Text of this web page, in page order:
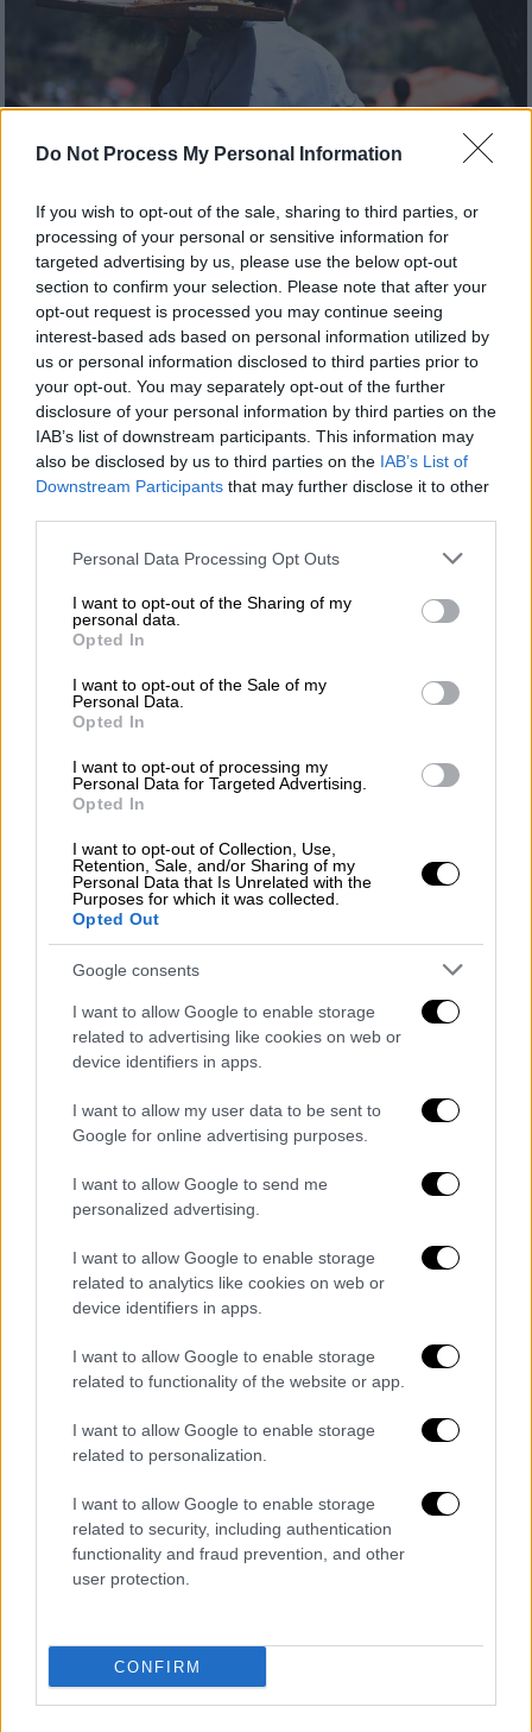
Do Not Process My Personal Information
If you wish to opt-out of the sale, sharing to third parties, or
processing of your personal or sensitive information for
targeted advertising by us, please use the below opt-out
section to confirm your selection. Please note that after your
opt-out request is processed you may continue seeing
interest-based ads based on personal information utilized by
us or personal information disclosed to third parties prior to
your opt-out. You may separately opt-out of the further
disclosure of your personal information by third parties on the
IAB’s list of downstream participants. This information may
also be disclosed by us to third parties on the IAB’s List of
Downstream Participants that may further disclose it to other
Please note that this website/app uses one or more Google
not limited to your visit or usage behaviour. You may click to
grant or deny consent to Google and its third-party tags to
use your data for below specified purposes in below Google
consent section.
Personal Data Processing Opt Outs
I want to opt-out of the Sharing of my
personal data.
Opted In
I want to opt-out of the Sale of my
Personal Data.
Opted In
I want to opt-out of processing my
Personal Data for Targeted Advertising.
Opted In
I want to opt-out of Collection, Use,
Retention, Sale, and/or Sharing of my
Personal Data that Is Unrelated with the
Purposes for which it was collected.
Opted Out
Google consents
I want to allow Google to enable storage
related to advertising like cookies on web or
device identifiers in apps.
I want to allow my user data to be sent to
Google for online advertising purposes.
I want to allow Google to send me
personalized advertising.
I want to allow Google to enable storage
related to analytics like cookies on web or
device identifiers in apps.
I want to allow Google to enable storage
related to functionality of the website or app.
I want to allow Google to enable storage
related to personalization.
I want to allow Google to enable storage
related to security, including authentication
functionality and fraud prevention, and other
user protection.
CONFIRM
(EUROKINISSI/ΒΑΣΙΛΗΣ ΠΑΠΑΔΟΠΟΥΛΟΣ)
Προσθέστε το ΕΘΝΟΣ στη Google
«Βόμβα» για τονελληνικό τουρισμό, είναι για
ακόμη χρονιά οι έλλειψη εργαζομένων
καθώς πολλά ξενοδοχεία θα αργήσουν να
ανοίξουν λόγω έλλειψης προσωπικού, ένα
σκηνικό που δε φαίνεται να άλλαξε από
πέρυσι που οιξενοδόχοικυνηγούσαν με το
τουφέκικαμαριέρεςκαιρεσεψιονίστ.
τους υπολογισμούς των δύο κλάδων,
υπάρχουν πάνω από 90.000 κενές θέσεις
εργασίας, γεγονός που φέρνει για άλλη μια
του τουρισμού.
όλο το μέτωπο της οικονομίας και εν
προκειμένω στον τουρισμό, έχει πάρει
εφιαλτικές διαστάσεις εδώ και πέντε
χρόνια, αρχής γενομένης από την πανδημία,
με αποτέλεσμα οι ξενοδόχοινα κλέβουν
στην κυριολεξία υπαλλήλους από άλλα
ξενοδοχείαμε δέλεαρ υψηλότερο μισθό
και μεγαλύτερη σε
διάρκεια σεζόν. Στο ίδιο μήκος κύματος οι
εστιάτορες αναζητούν απελπισμένα
Διαβάστε τη συνέχεια στο imerisia.gr
ΕΘΝΟΣ θα παρεμβαίνει και τα προσβλητικά σχόλια θα
διαγράφονται
καταχώρηση
Διαβάστε ακόμη
Το φθινοπωρινό σχέδιο Ανδρουλάκη: Η
αντεπίθεση του ΠΑΣΟΚ από την κοινωνία
έως τη ΔΕΘ